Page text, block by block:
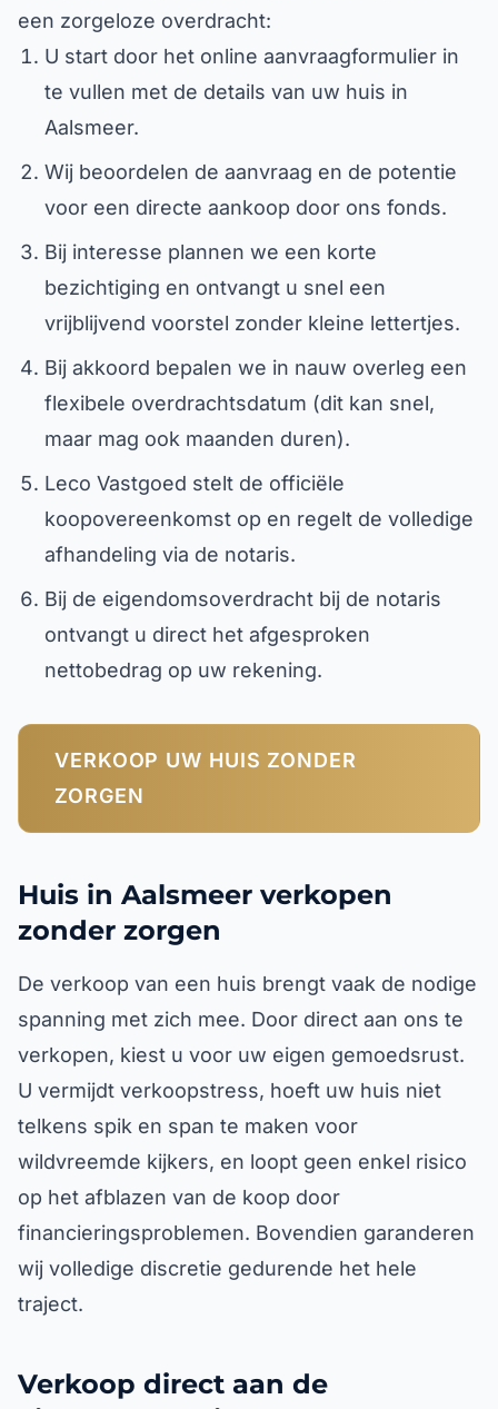
een zorgeloze overdracht:
U start door het online aanvraagformulier in
te vullen met de details van uw huis in
Aalsmeer.
Wij beoordelen de aanvraag en de potentie
voor een directe aankoop door ons fonds.
Bij interesse plannen we een korte
bezichtiging en ontvangt u snel een
vrijblijvend voorstel zonder kleine lettertjes.
Bij akkoord bepalen we in nauw overleg een
flexibele overdrachtsdatum (dit kan snel,
maar mag ook maanden duren).
Leco Vastgoed stelt de officiële
koopovereenkomst op en regelt de volledige
afhandeling via de notaris.
Bij de eigendomsoverdracht bij de notaris
ontvangt u direct het afgesproken
nettobedrag op uw rekening.
VERKOOP UW HUIS ZONDER
ZORGEN
Huis in Aalsmeer verkopen
zonder zorgen
De verkoop van een huis brengt vaak de nodige
spanning met zich mee. Door direct aan ons te
verkopen, kiest u voor uw eigen gemoedsrust.
U vermijdt verkoopstress, hoeft uw huis niet
telkens spik en span te maken voor
wildvreemde kijkers, en loopt geen enkel risico
op het afblazen van de koop door
financieringsproblemen. Bovendien garanderen
wij volledige discretie gedurende het hele
traject.
Verkoop direct aan de